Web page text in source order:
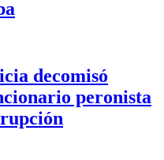
decomisó
peronista